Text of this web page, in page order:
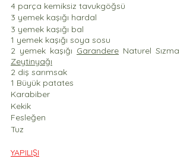
4 parça kemiksiz tavukgöğsü
3 yemek kaşığı hardal
3 yemek kaşığı bal
1 yemek kaşığı soya sosu
2 yemek kaşığı Garandere
Zeytinyağı
2 diş sarımsak
1 Büyük patates
Karabiber
Kekik
Fesleğen
Tuz
YAPILIŞI